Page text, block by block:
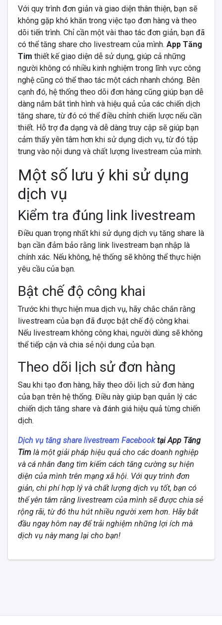
Với quy trình đơn giản và giao diện thân thiện, bạn sẽ
không gặp khó khăn trong việc tạo đơn hàng và theo
dõi tiến trình. Chỉ cần một vài thao tác đơn giản, bạn đã
có thể tăng share cho livestream của mình. App Tăng
Tim thiết kế giao diện dễ sử dụng, giúp cả những
người không có nhiều kinh nghiệm trong lĩnh vực công
nghệ cũng có thể thao tác một cách nhanh chóng. Bên
cạnh đó, hệ thống theo dõi đơn hàng cũng giúp bạn dễ
dàng nắm bắt tình hình và hiệu quả của các chiến dịch
tăng share, từ đó có thể điều chỉnh chiến lược nếu cần
thiết. Hỗ trợ đa dạng và dễ dàng truy cập sẽ giúp bạn
cảm thấy yên tâm hơn khi sử dụng dịch vụ, từ đó tập
trung vào nội dung và chất lượng livestream của mình.
Một số lưu ý khi sử dụng
dịch vụ
Kiểm tra đúng link livestream
Điều quan trọng nhất khi sử dụng dịch vụ tăng share là
bạn cần đảm bảo rằng link livestream bạn nhập là
chính xác. Nếu không, hệ thống sẽ không thể thực hiện
yêu cầu của bạn.
Bật chế độ công khai
Trước khi thực hiện mua dịch vụ, hãy chắc chắn rằng
livestream của bạn đã được bật chế độ công khai.
Nếu livestream không công khai, người dùng sẽ không
thể tiếp cận và chia sẻ nội dung của bạn.
Theo dõi lịch sử đơn hàng
Sau khi tạo đơn hàng, hãy theo dõi lịch sử đơn hàng
của bạn trên hệ thống. Điều này giúp bạn quản lý các
chiến dịch tăng share và đánh giá hiệu quả từng chiến
dịch.
Dịch vụ tăng share livestream Facebooktại App Tăng
Tim là một giải pháp hiệu quả cho các doanh nghiệp
và cá nhân đang tìm kiếm cách tăng cường sự hiện
diện của mình trên mạng xã hội. Với quy trình đơn
giản, chi phí hợp lý và chất lượng dịch vụ tốt, bạn có
thể yên tâm rằng livestream của mình sẽ được chia sẻ
rộng rãi, từ đó thu hút nhiều người xem hơn. Hãy bắt
đầu ngay hôm nay để trải nghiệm những lợi ích mà
dịch vụ này mang lại cho bạn!